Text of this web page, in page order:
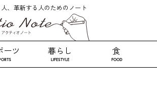
、革新する人のためのノート
ーツ 暮らし
LIFESTYLE
食
FOOD